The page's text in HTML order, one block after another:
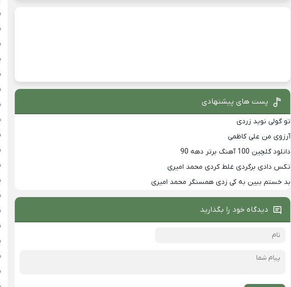
پست های پیشنهادی
تو گولی نوید زردی
آرزوی من علی کاظمی
دانلود گلچین 100 آهنگ برتر دهه 90
تکس دادی برگردی غلط کردی محمد امیری
بد خستم ببین به کی زدی همسنگر محمد امیری
دیدگاه خود را بگذارید